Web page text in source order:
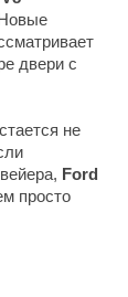
двери с
не
Ford
просто